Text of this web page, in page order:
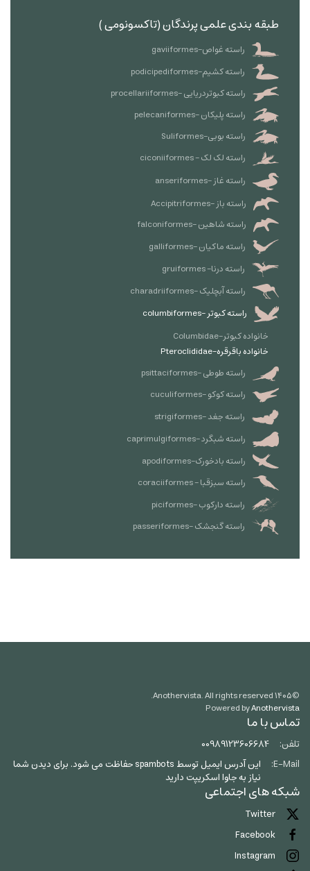
طبقه بندی علمی پرندگان (تاکسونومی )
راسته غواص-gaviiformes
راسته کشیم-podicipediformes
راسته کبوتردریایی -procellariiformes
راسته پلیکان -pelecaniformes
راسته بوبی-Suliformes
راسته لک لک - ciconiiformes
راسته غاز -anseriformes
راسته باز -Accipitriformes
راسته شاهین -falconiformes
راسته ماکیان -galliformes
راسته درنا- gruiformes
راسته آبچلیک -charadriiformes
راسته کبوتر -columbiformes
خانواده کبوتر-Columbidae
خانواده باقرقره‌-Pteroclididae
راسته طوطی -psittaciformes
راسته کوکو -cuculiformes
راسته جغد -strigiformes
راسته شبگرد -caprimulgiformes
راسته بادخورک-apodiformes
راسته سبزقبا - coraciiformes
راسته دارکوب -piciformes
راسته گنجشک -passeriformes
©۱۴۰۵
Powered byAnothervista
تماس با ما
تلفن:
00989123606684
E-Mail:
این آدرس ایمیل توسط spambots حفاظت می شود. برای دیدن شما
نیاز به جاوا اسکریپت دارید
شبکه های اجتماعی
Twitter
Facebook
Instagram